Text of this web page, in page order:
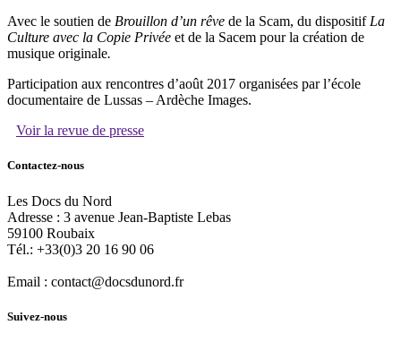
Avec le soutien de Brouillon d’un rêve de la Scam, du dispositif La
Culture avec la Copie Privée et de la Sacem pour la création de
musique originale.
Participation aux rencontres d’août 2017 organisées par l’école
documentaire de Lussas – Ardèche Images.
Voir la revue de presse
Contactez-nous
Les Docs du Nord
Adresse : 3 avenue Jean-Baptiste Lebas
59100 Roubaix
Tél.: +33(0)3 20 16 90 06
Email : contact@docsdunord.fr
Suivez-nous